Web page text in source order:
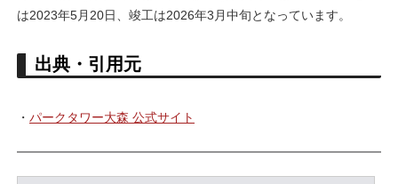
は2023年5月20日、竣工は2026年3月中旬となっています。
出典・引用元
・ パークタワー大森 公式サイト